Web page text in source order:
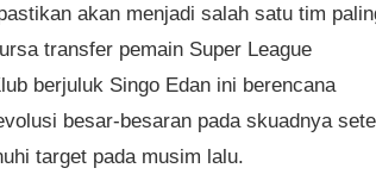
akan menjadi salah satu tim
transfer pemain Super League
berjuluk Singo Edan ini berencana
besar-besaran pada skuadnya
target pada musim lalu.